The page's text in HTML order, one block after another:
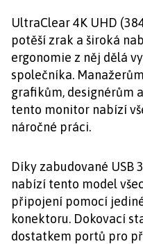
UltraClear 4K UHD
potěší zrak a široká
ergonomie z něj dělá
společníka.
grafikům, designérům
tento monitor nabízí
náročné práci.
Díky zabudované USB
nabízí tento model
připojení pomocí
konektoru. Dokovací
dostatkem portů pro